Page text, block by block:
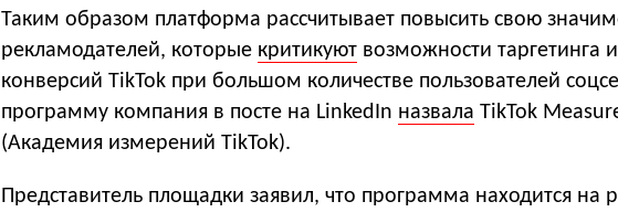
Таким образом платформа рассчитывает повысить свою
рекламодателей, которые критикуют возможности таргетинга
конверсий TikTok при большом количестве пользователей
программу компания в посте на LinkedIn назвала TikTok
(Академия измерений TikTok).
Представитель площадки заявил, что программа находится на